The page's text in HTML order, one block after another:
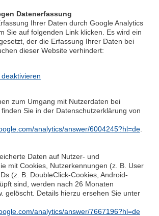
Datenerfassung
Ihrer Daten durch Google Analytics
Sie auf folgenden Link klicken. Es wird ein
der die Erfassung Ihrer Daten bei
dieser Website verhindert:
zum Umgang mit Nutzerdaten bei
Sie in der Datenschutzerklärung von
analytics/answer/6004245?hl=de
Daten auf Nutzer- und
mit Cookies, Nutzerkennungen (z. B. User
(z. B. DoubleClick-Cookies, Android-
sind, werden nach 26 Monaten
gelöscht. Details hierzu ersehen Sie unter
analytics/answer/7667196?hl=de